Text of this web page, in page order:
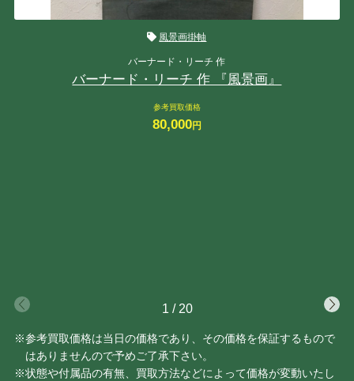
風景画掛軸
バーナード・リーチ 作
バーナード・リーチ 作 『風景画』
参考買取価格
80,000円
1 / 20
※参考買取価格は当日の価格であり、その価格を保証するもので
はありませんので予めご了承下さい。
※状態や付属品の有無、買取方法などによって価格が変動いたし